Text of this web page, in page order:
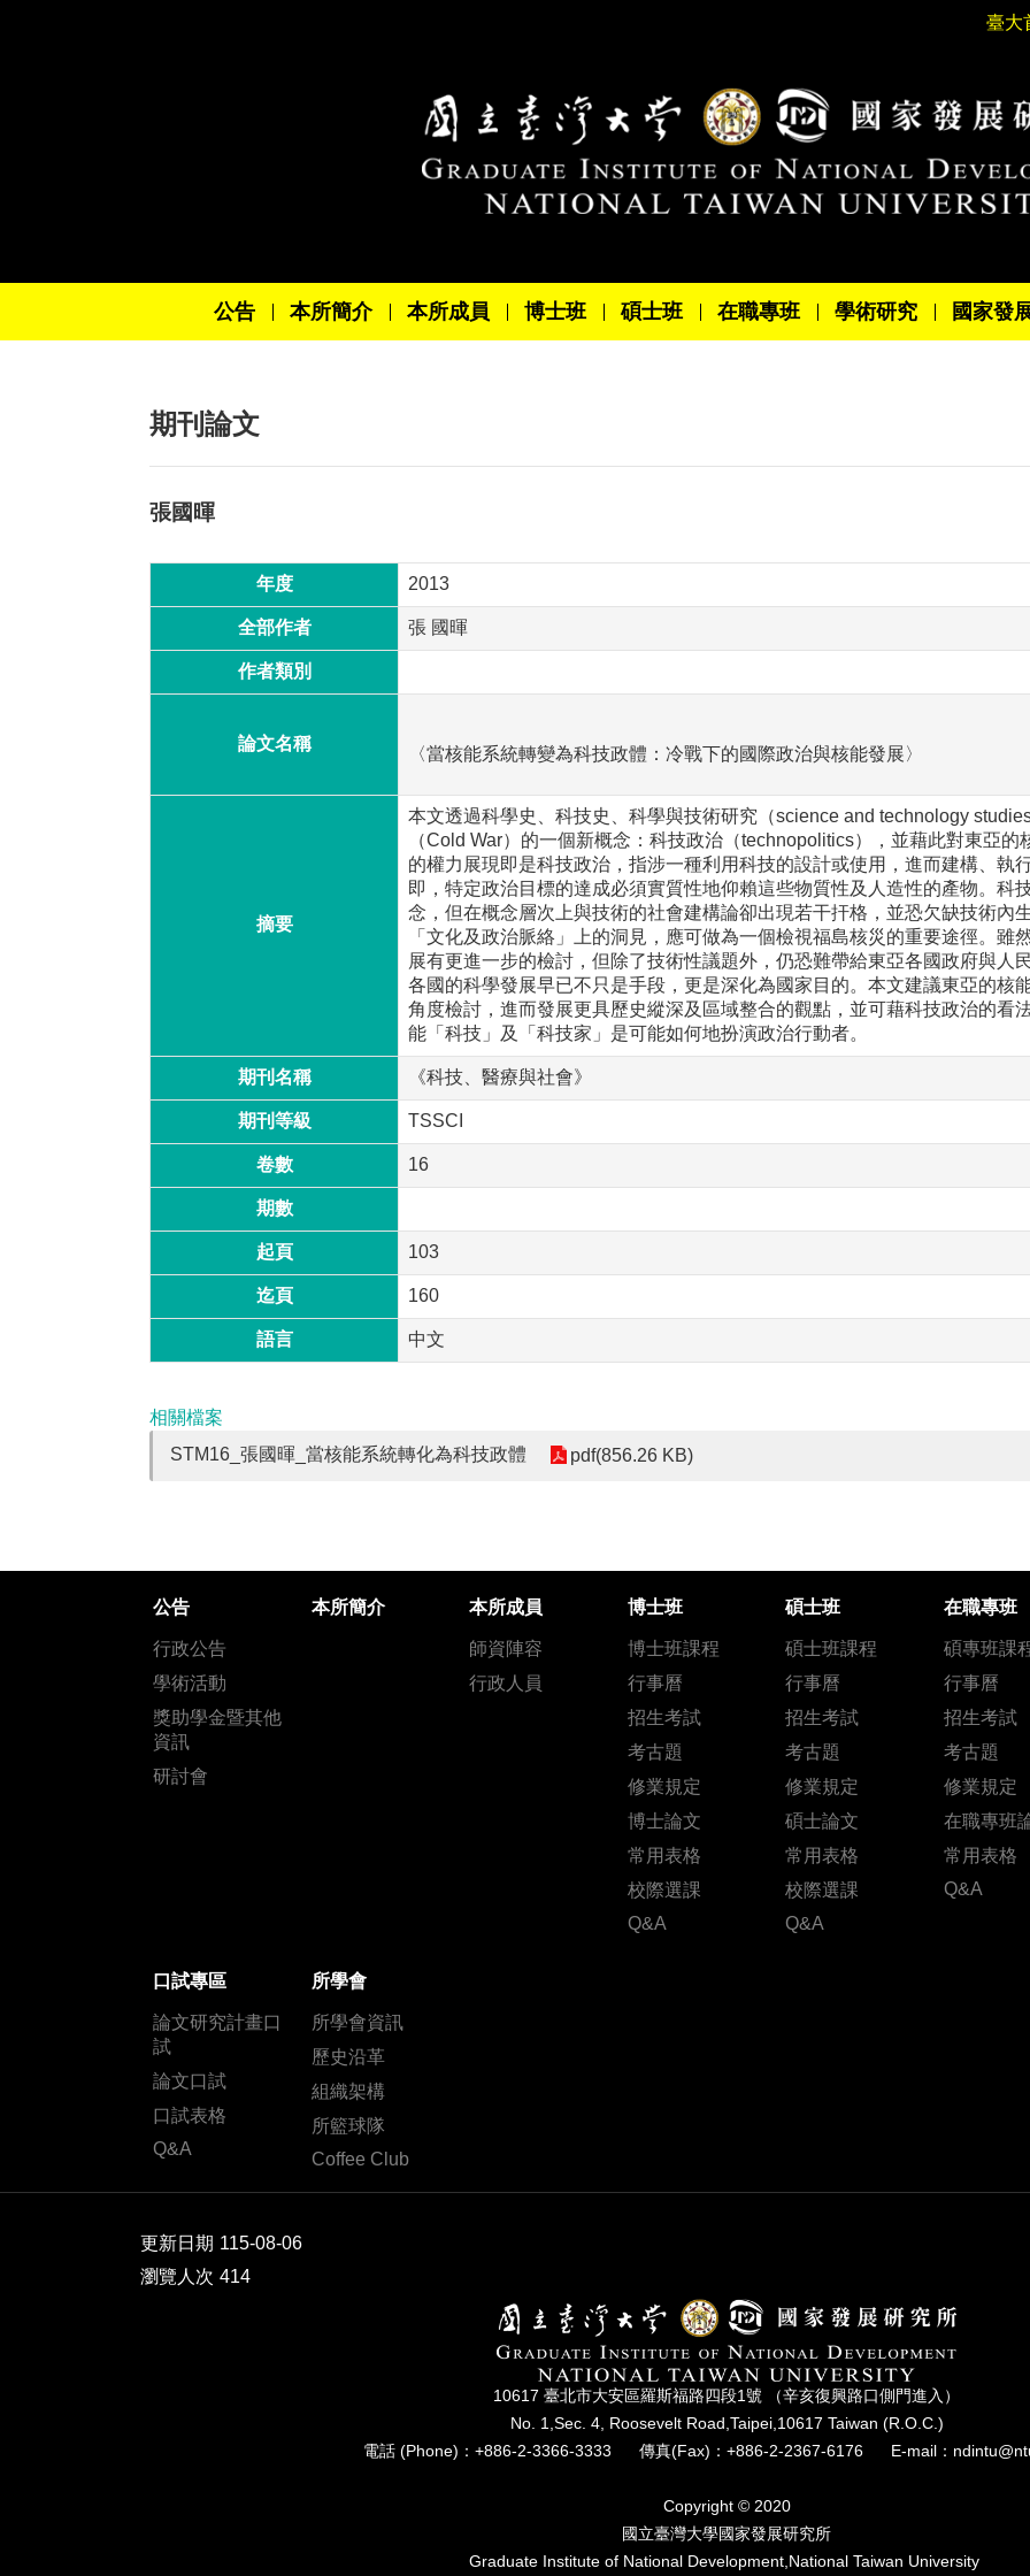
臺大
公告 本所簡介 本所成員 博士班 碩士班 在職專班 學術研究 國家發
期刊論文
張國暉
年度 2013
全部作者 張 國暉
作者類別
論文名稱
〈當核能系統轉變為科技政體：冷戰下的國際政治與核能發展〉
摘要
本文透過科學史、科技史、科學與技術研究（science and technology
（Cold War）的一個新概念：科技政治（technopolitics），並藉此對東亞
的權力展現即是科技政治，指涉一種利用科技的設計或使用，進而建構、執
即，特定政治目標的達成必須實質性地仰賴這些物質性及人造性的產物。科
念，但在概念層次上與技術的社會建構論卻出現若干扞格，並恐欠缺技術內
「文化及政治脈絡」上的洞見，應可做為一個檢視福島核災的重要途徑。雖
展有更進一步的檢討，但除了技術性議題外，仍恐難帶給東亞各國政府與人
各國的科學發展早已不只是手段，更是深化為國家目的。本文建議東亞的核
角度檢討，進而發展更具歷史縱深及區域整合的觀點，並可藉科技政治的看
能「科技」及「科技家」是可能如何地扮演政治行動者。
期刊名稱 《科技、醫療與社會》
期刊等級 TSSCI
卷數 16
期數
起頁 103
迄頁 160
語言 中文
相關檔案
STM16_張國暉_當核能系統轉化為科技政體
pdf(856.26 KB)
公告
行政公告
學術活動
獎助學金暨其他
資訊
研討會
本所簡介 本所成員
師資陣容
行政人員
博士班
博士班課程
行事曆
招生考試
考古題
修業規定
博士論文
常用表格
校際選課
Q&A
碩士班
碩士班課程
行事曆
招生考試
考古題
修業規定
碩士論文
常用表格
校際選課
Q&A
在職專班
碩專班課
行事曆
招生考試
考古題
修業規定
在職專班
常用表格
Q&A
口試專區
論文研究計畫口
試
論文口試
口試表格
Q&A
所學會
所學會資訊
歷史沿革
組織架構
所籃球隊
Coffee Club
更新日期 115-08-06
瀏覽人次 414
10617 臺北市⼤安區羅斯福路四段1號 （辛亥復興路⼝側⾨進入）
No. 1,Sec. 4, Roosevelt Road,Taipei,10617 Taiwan (R.O.C.)
電話 (Phone)：+886-2-3366-3333
傳真(Fax)：+886-2-2367-6176 E-mail：
Copyright © 2020
國立臺灣⼤學國家發展研究所
Graduate Institute of National Development,National Taiwan University